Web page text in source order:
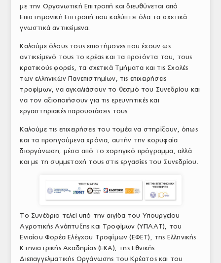
με την Οργανωτική Επιτροπή και διευθύνεται από
Επιστημονική Επιτροπή που καλύπτει όλα τα σχετικά
γνωστικά αντικείμενα.
Καλούμε όλους τους επιστήμονες που έχουν ως
αντικείμενό τους το κρέας και τα προϊόντα του, τους
κρατικούς φορείς, τα σχετικά Τμήματα και τις Σχολές
των ελληνικών Πανεπιστημίων, τις επιχειρήσεις
τροφίμων, να αγκαλιάσουν το θεσμό του Συνεδρίου και
να τον αξιοποιήσουν για τις ερευνητικές και
εργαστηριακές παρουσιάσεις τους.
Καλούμε τις επιχειρήσεις του τομέα να στηρίξουν, όπως
και τα προηγούμενα χρόνια, αυτήν την κορυφαία
διοργάνωση, μέσα από το χορηγικό πρόγραμμα, αλλά
και με τη συμμετοχή τους στις εργασίες του Συνεδρίου.
Το Συνέδριο τελεί υπό την αιγίδα του Υπουργείου
Αγροτικής Ανάπτυξης και Τροφίμων (ΥΠΑΑΤ), του
Ενιαίου Φορέα Ελέγχου Τροφίμων (ΕΦΕΤ), της Ελληνικής
Κτηνιατρικής Ακαδημίας (ΕΚΑ), της Εθνικής
Διεπαγγελματικής Οργάνωσης του Κρέατος και του